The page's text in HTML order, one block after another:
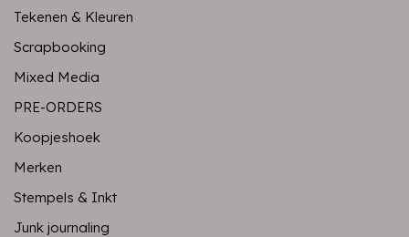
Tekenen & Kleuren
Scrapbooking
Mixed Media
PRE-ORDERS
Koopjeshoek
Merken
Stempels & Inkt
Junk journaling